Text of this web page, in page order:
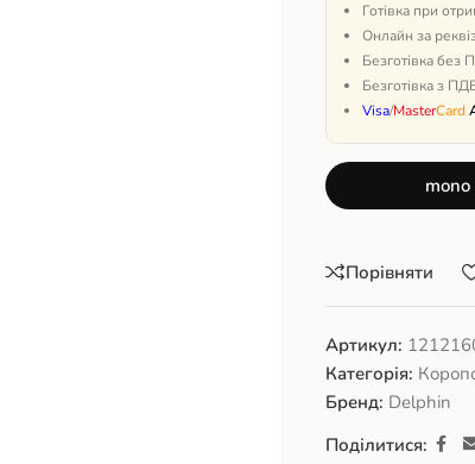
Готівка при
Онлайн за
Безготівка без
Безготівка з
Visa/MasterCard
Порівняти
Артикул:
Категорія:
Бренд: Delphin
Поділитися: